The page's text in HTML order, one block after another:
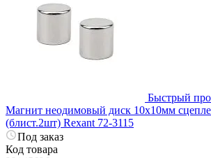
Быстрый
Магнит неодимовый диск 10х10мм
(блист.2шт) Rexant 72-3115
Под заказ
Код товара